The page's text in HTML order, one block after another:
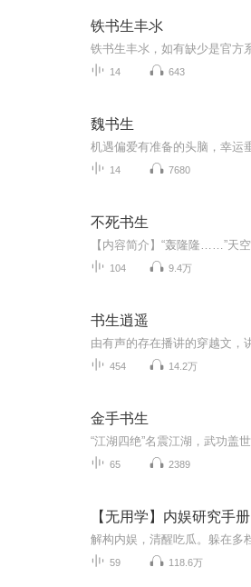
铁书生丰氺
14 643
魏书生
14 7680
不死书生
104 9.4万
书生逍遥
454 14.2万
金手书生
65 2389
【无用学】内娱研究手册
59 118.6万